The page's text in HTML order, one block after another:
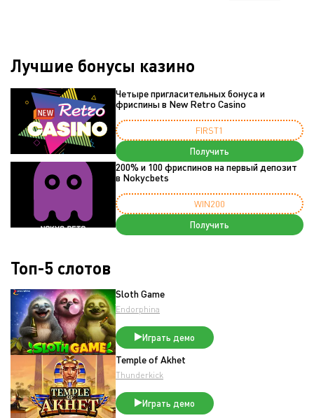
Лучшие бонусы казино
Четыре пригласительных бонуса и
фриспины в New Retro Casino
FIRST1
Получить
200% и 100 фриспинов на первый депозит
в Nokycbets
WIN200
Получить
Топ-5 слотов
Sloth Game
Endorphina
Играть демо
Temple of Akhet
Thunderkick
Играть демо